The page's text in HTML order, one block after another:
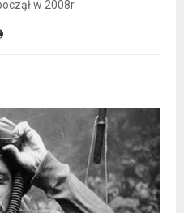
w 2008r.